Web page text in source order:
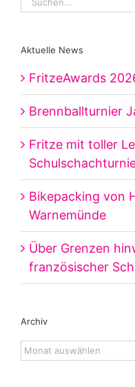
Aktuelle News
FritzeAwards
Brennballturnier
Fritze mit toller
Bikepacking von
Warnemünde
Über Grenzen
französischer
Archiv
Archiv